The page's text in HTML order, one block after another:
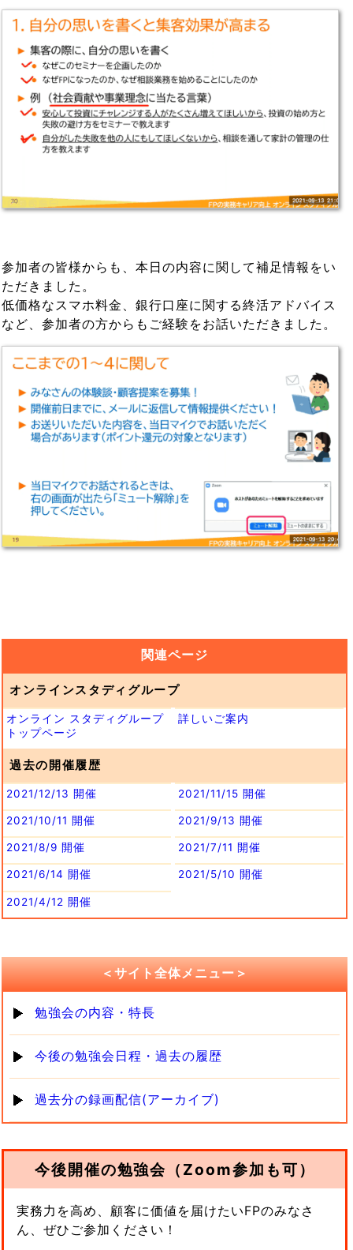
参加者の皆様からも、本日の内容に関して補足情報をい
ただきました。
低価格なスマホ料金、銀行口座に関する終活アドバイス
など、参加者の方からもご経験をお話いただきました。
関連ページ
オンラインスタディグループ
オンライン スタディグループ
トップページ
詳しいご案内
過去の開催履歴
2021/12/13 開催 2021/11/15 開催
2021/10/11 開催 2021/9/13 開催
2021/8/9 開催 2021/7/11 開催
2021/6/14 開催 2021/5/10 開催
2021/4/12 開催
＜サイト全体メニュー＞
勉強会の内容・特長
今後の勉強会日程・過去の履歴
過去分の録画配信(アーカイブ)
今後開催の勉強会（Zoom参加も可）
実務力を高め、顧客に価値を届けたいFPのみなさ
ん、ぜひご参加ください！